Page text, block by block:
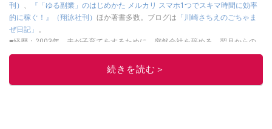
刊） 、
『「ゆる副業」のはじめかた メルカリ スマホ1つでスキマ時間に効率
的に稼ぐ！』（翔泳社刊） ほか著書多数。ブログは 「川崎さちえのごちゃま
ぜ日記」 。
■経歴：2003年、夫が子育てをするために、突然会社を辞める。翌月からの
給料が０円になり、家にいながら、しかも空いた時間でできるオークション
に目をつける。しかし、取引の仕方がわからずに、まずは落札者として参
続きを読む＞